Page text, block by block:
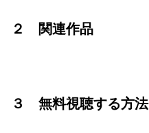
２ 関連作品
３ 無料視聴する方法